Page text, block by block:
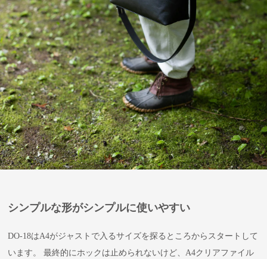
シンプルな形がシンプルに使いやすい
DO-18はA4がジャストで入るサイズを探るところからスタートして
います。 最終的にホックは止められないけど、A4クリアファイル